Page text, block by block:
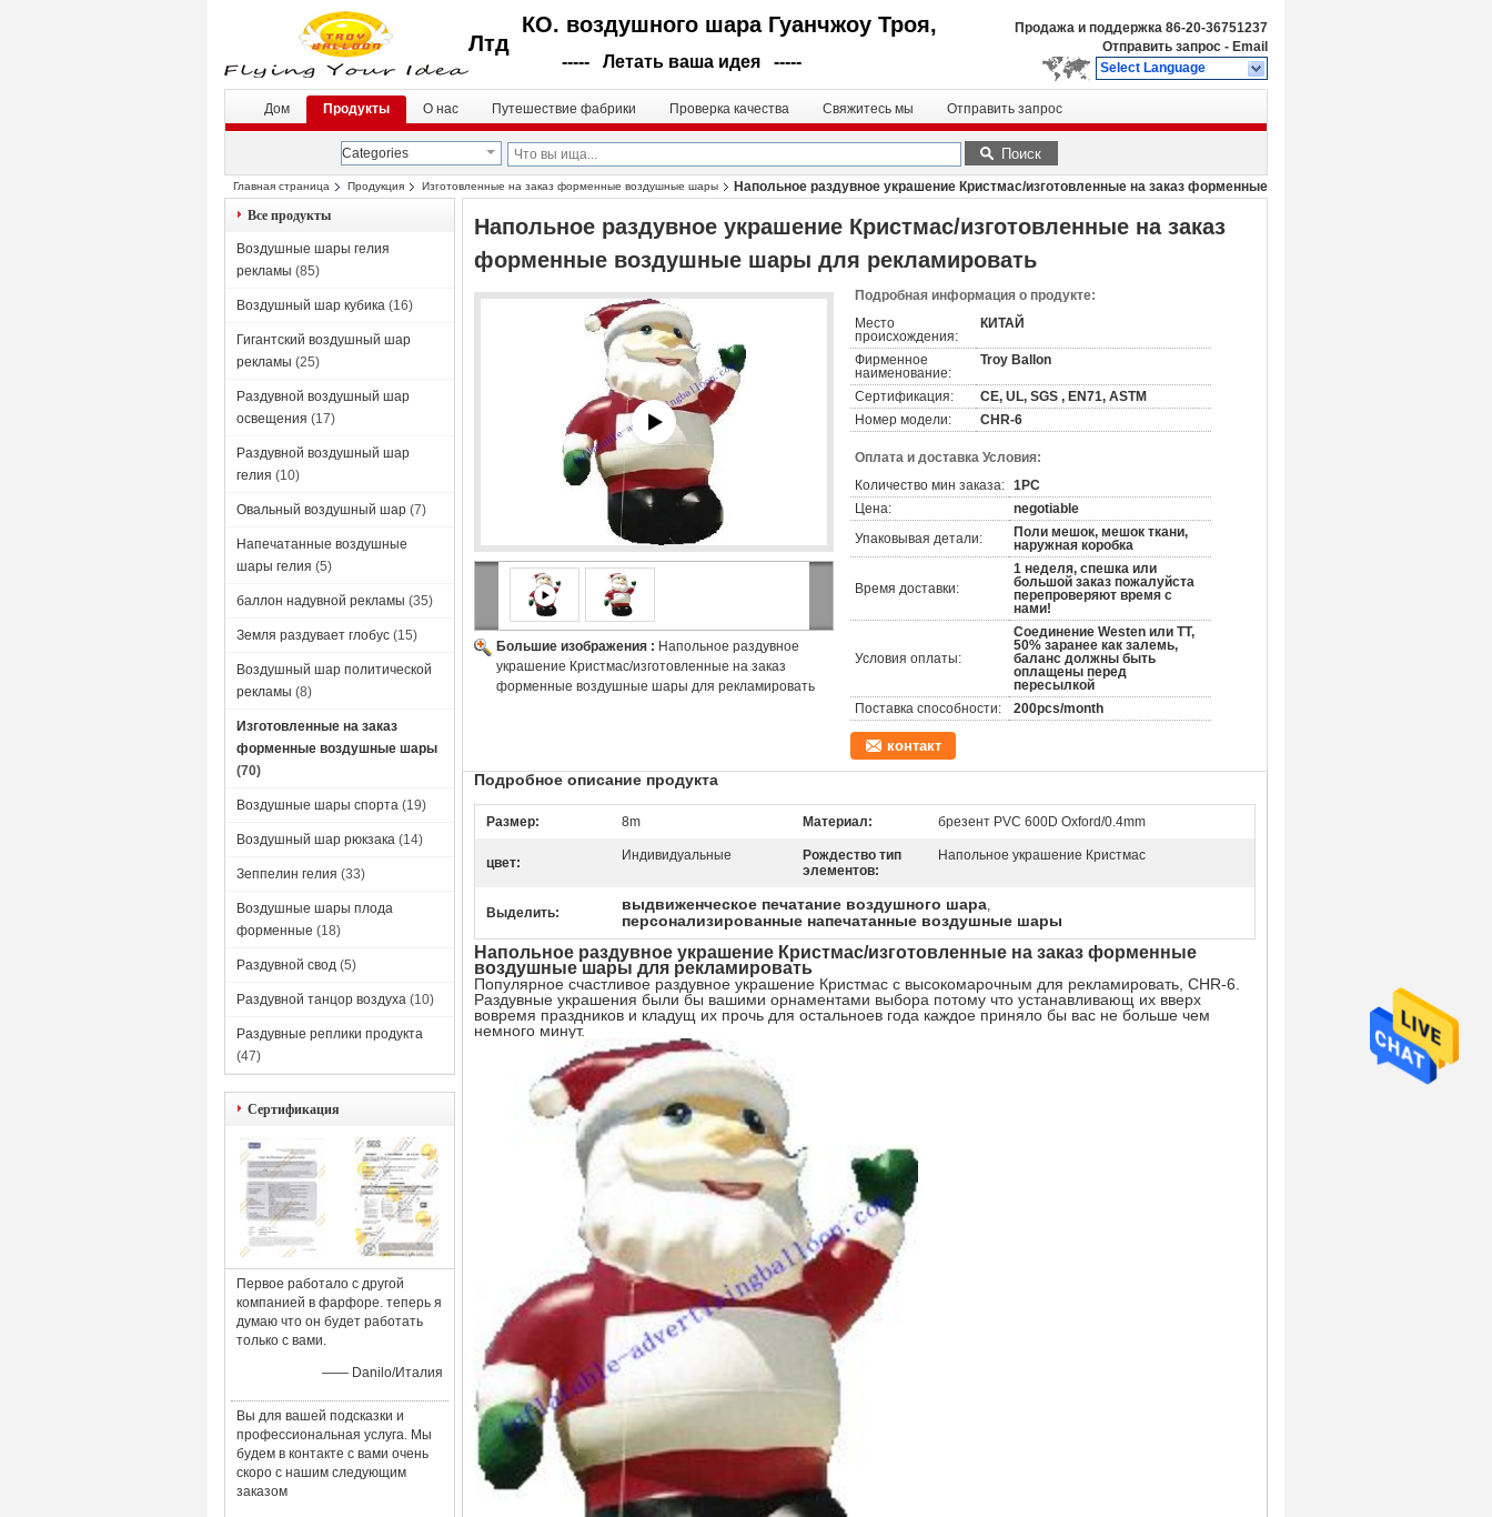
КО. воздушного шара Гуанчжоу Троя,
Лтд
----- Летать ваша идея -----
Продажа и поддержка 86-20-36751237
Отправить запрос - Email
Select Language
Дом Продукты О нас Путешествие фабрики Проверка качества Свяжитесь мы Отправить запрос
Categories Поиск
Главная страница Продукция Изготовленные на заказ форменные воздушные шары
Напольное раздувное украшение Кристмас/изготовленные на заказ форменные
воздушные шары для рекламировать
Все продукты
Воздушные шары гелия
рекламы (85)
Воздушный шар кубика (16)
Гигантский воздушный шар
рекламы (25)
Раздувной воздушный шар
освещения (17)
Раздувной воздушный шар
гелия (10)
Овальный воздушный шар (7)
Напечатанные воздушные
шары гелия (5)
баллон надувной рекламы (35)
Земля раздувает глобус (15)
Воздушный шар политической
рекламы (8)
Изготовленные на заказ
форменные воздушные шары
(70)
Воздушные шары спорта (19)
Воздушный шар рюкзака (14)
Зеппелин гелия (33)
Воздушные шары плода
форменные (18)
Раздувной свод (5)
Раздувной танцор воздуха (10)
Раздувные реплики продукта
(47)
Сертификация
Первое работало с другой
компанией в фарфоре. теперь я
думаю что он будет работать
только с вами.
—— Danilo/Италия
Вы для вашей подсказки и
профессиональная услуга. Мы
будем в контакте с вами очень
скоро с нашим следующим
заказом
Напольное раздувное украшение Кристмас/изготовленные на заказ
форменные воздушные шары для рекламировать
Большие изображения : Напольное раздувное
украшение Кристмас/изготовленные на заказ
форменные воздушные шары для рекламировать
Подробная информация о продукте:
Место
происхождения:
КИТАЙ
Фирменное
наименование:
Troy Ballon
Сертификация:
CE, UL, SGS , EN71, ASTM
Номер модели:
CHR-6
Оплата и доставка Условия:
Количество мин заказа: 1PC
Цена:
negotiable
Упаковывая детали:
Поли мешок, мешок ткани,
наружная коробка
Время доставки:
1 неделя, спешка или
большой заказ пожалуйста
перепроверяют время с
нами!
Условия оплаты:
Соединение Westen или TT,
50% заранее как залемь,
баланс должны быть
оплащены перед
пересылкой
Поставка способности:
200pcs/month
контакт
Подробное описание продукта
Размер: 8m Материал: брезент PVC 600D Oxford/0.4mm
цвет: Индивидуальные
Рождество тип
элементов:
Напольное украшение Кристмас
Выделить: выдвиженческое печатание воздушного шара,
персонализированные напечатанные воздушные шары
Напольное раздувное украшение Кристмас/изготовленные на заказ форменные
воздушные шары для рекламировать
Популярное счастливое раздувное украшение Кристмас с высокомарочным для рекламировать, CHR-6.
Раздувные украшения были бы вашими орнаментами выбора потому что устанавливающ их вверх
вовремя праздников и кладущ их прочь для остальноев года каждое приняло бы вас не больше чем
немного минут.